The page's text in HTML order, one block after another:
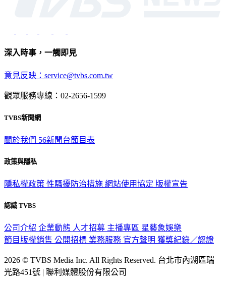
深入時事，一觸即見
意見反映：service@tvbs.com.tw
觀眾服務專線：02-2656-1599
TVBS新聞網
關於我們 56新聞台節目表
政策與隱私
隱私權政策 性騷擾防治措施 網站使用協定 版權宣告
認識 TVBS
公司介紹 企業動態 人才招募 主播專區 星藝象娛樂
節目版權銷售 公開招標 業務服務 官方聲明 獲獎紀錄／認證
2026 © TVBS Media Inc. All Rights Reserved. 台北市內湖區瑞
光路451號 | 聯利媒體股份有限公司